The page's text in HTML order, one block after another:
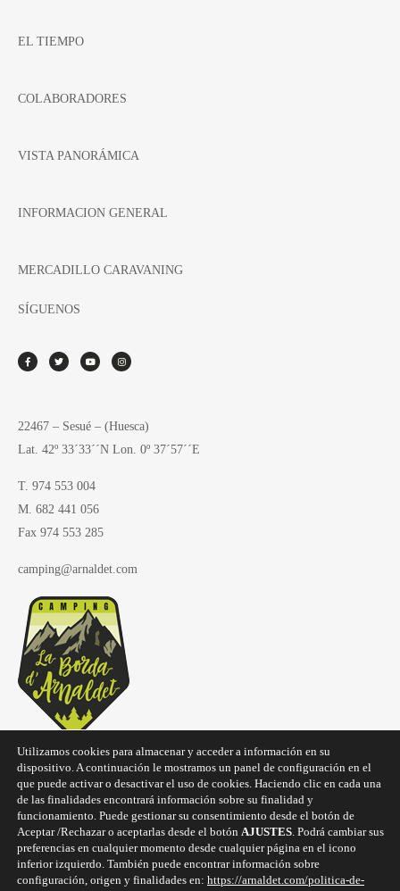
EL TIEMPO
COLABORADORES
VISTA PANORÁMICA
INFORMACION GENERAL
MERCADILLO CARAVANING
SÍGUENOS
22467 – Sesué – (Huesca)
Lat. 42º 33´33´´N Lon. 0º 37´57´´E
T. 974 553 004
M. 682 441 056
Fax 974 553 285
camping@arnaldet.com
Copyright © 2025Camping La Borda d'Arnaldet
Utilizamos cookies para almacenar y acceder a información en su
dispositivo. A continuación le mostramos un panel de configuración en el
que puede activar o desactivar el uso de cookies. Haciendo clic en cada una
de las finalidades encontrará información sobre su finalidad y
funcionamiento. Puede gestionar su consentimiento desde el botón de
Aceptar /Rechazar o aceptarlas desde el botón AJUSTES. Podrá cambiar sus
preferencias en cualquier momento desde cualquier página en el icono
inferior izquierdo. También puede encontrar información sobre
configuración, origen y finalidades en: https://arnaldet.com/politica-de-